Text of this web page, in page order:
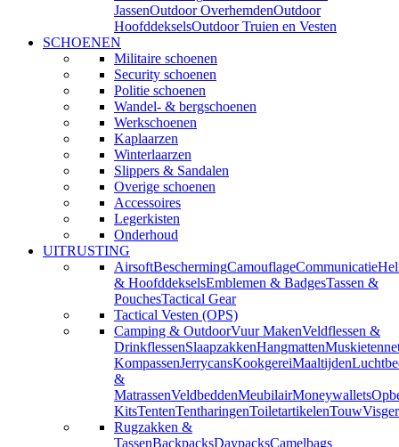
JassenOutdoor OverhemdenOutdoor
HoofddekselsOutdoor Truien en Vesten
SCHOENEN
Militaire schoenen
Security schoenen
Politie schoenen
Wandel- & bergschoenen
Werkschoenen
Kaplaarzen
Winterlaarzen
Slippers & Sandalen
Overige schoenen
Accessoires
Legerkisten
Onderhoud
UITRUSTING
AirsoftBeschermingCamouflageCommunicatie
& HoofddekselsEmblemen & BadgesTassen &
PouchesTactical Gear
Tactical Vesten (OPS)
Camping & OutdoorVuur MakenVeldflessen &
DrinkflessenSlaapzakkenHangmatten
KompassenJerrycansKookgereiMaaltijden
&
MatrassenVeldbeddenMeubilairMoneywallets
KitsTentenTentharingenToiletartikelenTouw
Rugzakken &
TassenBackpacksDaypacksCamelbags